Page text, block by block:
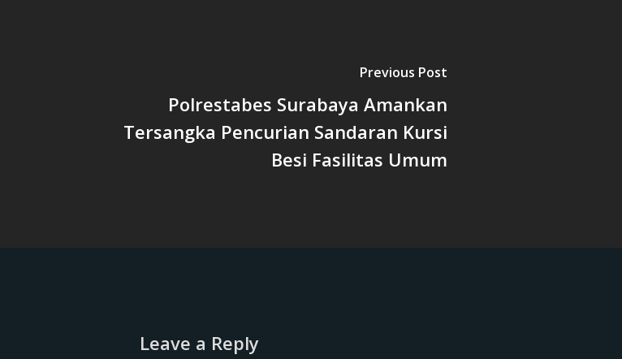
Previous Post
Polrestabes Surabaya Amankan
Tersangka Pencurian Sandaran Kursi
Besi Fasilitas Umum
Leave a Reply